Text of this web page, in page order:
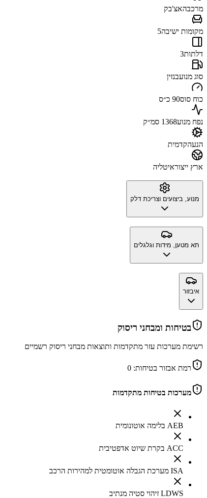
מרכבהאצ'בק
מקומות ישיבה5
דלתות3
סוג מנועבנזין
כוח סוס90 כ״ס
נפח מנוע1368 סמ״ק
הנעהקדמית
ארץ ייצוראיטליה
מנוע, ביצועים וצריכת דלק
תא מטען, מידות וגלגלים
איבזור
בטיחות ומבחני ריסוק
רשימת מערכות עזר מתקדמות ותוצאות מבחני ריסוק רשמיים
רמת אבזור בטיחות: 0
מערכות בטיחות מתקדמות
AEB בלימה אוטונומית
ACC בקרת שיוט אדפטיבית
ISA מערכת הגבלה אוטומטית למהירות הרכב
LDWS זיהוי סטיה מנתיב